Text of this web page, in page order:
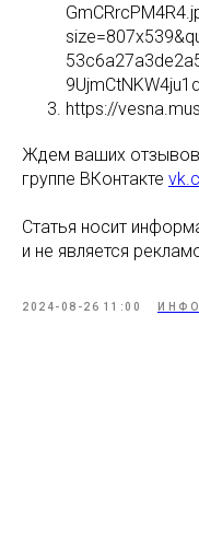
https://
Ждем ваших
группе ВКонтакте
Статья носит
и не является
2024-08-26 11:00